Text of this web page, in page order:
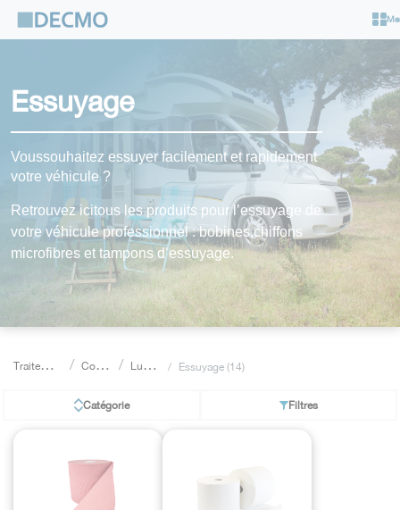
Essuyage
Voussouhaitez essuyer facilement et rapidement
votre véhicule ?
Retrouvez icitous les produits pour l’essuyage de
votre véhicule professionnel : bobines,chiffons
microfibres et tampons d’essuyage.
T
raitements de surface Collage & étanchéité Consommable Lustrage - Polissage - Essuyage - Nettoy Essuyage (14)
Catégorie Filtres
Cookies management panel